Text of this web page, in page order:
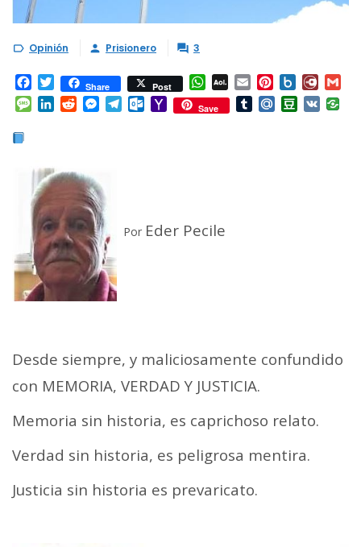
 Opinión  Prisionero  3
Facebook
TwitterShare Post WhatsApp
AOL
Mail
Email Pinterest
Box.net
Message
LinkedIn
RedditMessenger
Telegram
Outlook.com
Yahoo
Mail
Save TumblrMail.RuDouban
VK
Por Eder Pecile
Desde siempre, y maliciosamente confundido
con MEMORIA, VERDAD Y JUSTICIA.
Memoria sin historia, es caprichoso relato.
Verdad sin historia, es peligrosa mentira.
Justicia sin historia es prevaricato.